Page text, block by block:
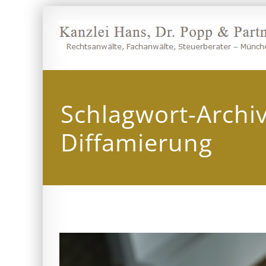
Inhalt
springen
Schlagwort-
Diffamierung